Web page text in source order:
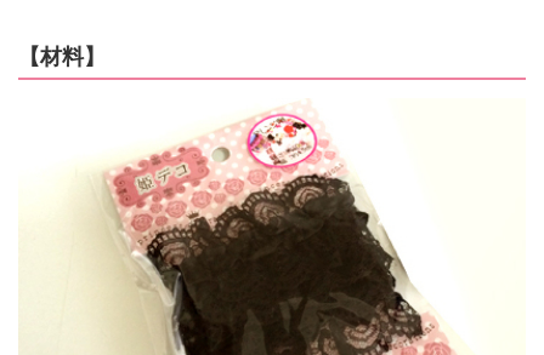
【材料】